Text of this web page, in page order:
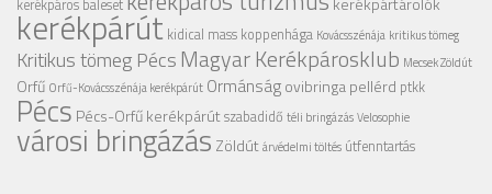
kerékpáros baleset
kerékpárút kidical mass koppenhága Kovácsszénája kritikus tömeg
Kritikus tömeg PécsMagyar Kerékpárosklub Mecsek Zöldút
Orfű Orfű-Kovácsszénája kerékpárút Ormánságovibringapellérd ptkk
Pécs Pécs-Orfű kerékpárútszabadidő téli bringázásVelosophie
városi bringázás Zöldútárvédelmi töltés útfenntartás